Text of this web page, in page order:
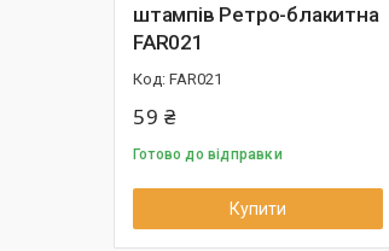
штампів Ретро-блакитна
FAR021
FAR021
59 ₴
Готово до відправки
Купити